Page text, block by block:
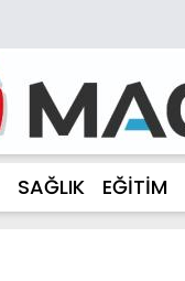
SAĞLIK EĞİTİM